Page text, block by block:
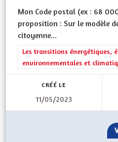
écologiques, environnementales et
DES ÉLUS AUX ENJEUX
OBLIGATOIRE DES ÉLUS
Mon Code postal (ex : 68
proposition : Sur le modèle
citoyenne...
Filtrer les résultats de la
Les transitions énergétiques,
environnementales et
CRÉÉ LE
11/05/2023